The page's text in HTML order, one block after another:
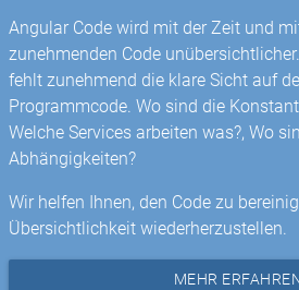
Angular Code wird mit der Zeit und
zunehmenden Code
fehlt zunehmend die klare Sicht auf
Programmcode. Wo sind die
Welche Services arbeiten was?, Wo
Abhängigkeiten?
Wir helfen Ihnen, den Code zu
Übersichtlichkeit wiederherzustellen.
MEHR